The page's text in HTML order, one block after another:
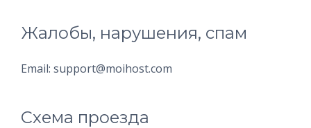
Жалобы, нарушения, спам
Email: support@moihost.com
Схема проезда